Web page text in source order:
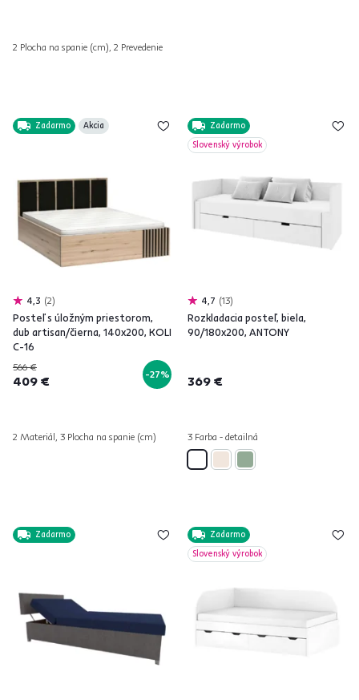
2 Plocha na spanie (cm), 2 Prevedenie
Zadarmo Akcia
4,3 2
Posteľ s úložným priestorom,
dub artisan/čierna, 140x200, KOLI
C-16
566 €
409 € -27%
2 Materiál, 3 Plocha na spanie (cm)
Zadarmo
Slovenský výrobok
4,7 13
Rozkladacia posteľ, biela,
90/180x200, ANTONY
369 €
3 Farba - detailná
Zadarmo
Zadarmo
Slovenský výrobok